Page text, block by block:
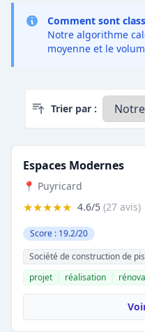
Comment sont
Notre algorithme
moyenne et le
Trier par :
Espaces Modernes
📍 Puyricard
★★★★★ 4.6/5 (27 avis)
Score : 19.2/20
Société de construction de
projet
réalisation